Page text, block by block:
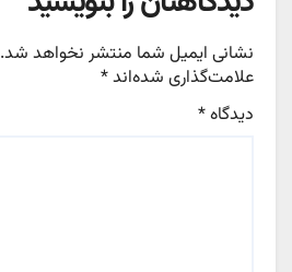
نشانی ایمیل شما منتشر نخواهد شد.
علامت‌گذاری شده‌اند*
دیدگاه*